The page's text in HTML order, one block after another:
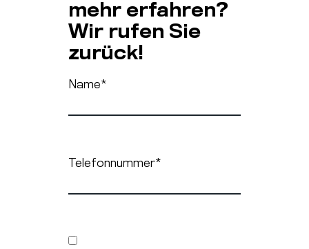
mehr erfahren?
Wir rufen Sie
zurück!
Name*
Telefonnummer*